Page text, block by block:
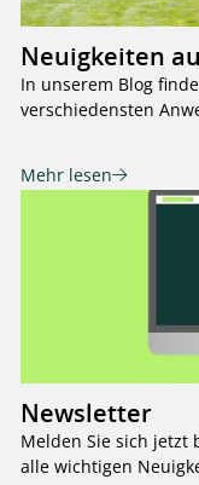
Neuigkeiten
In unserem Blog
verschiedensten
Mehr lesen
Newsletter
Melden Sie sich jetzt
alle wichtigen